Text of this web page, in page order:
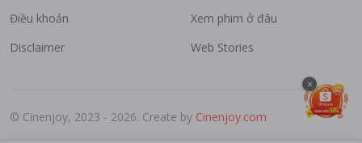
Điều khoản
Disclaimer
Xem phim ở đâu
Web Stories
© Cinenjoy, 2023 - 2026. Create by Cinenjoy.com
×